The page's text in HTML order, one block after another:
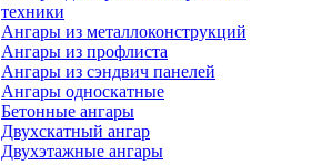
техники
Ангары из металлоконструкций
Ангары из профлиста
Ангары из сэндвич панелей
Ангары односкатные
Бетонные ангары
Двухскатный ангар
Двухэтажные ангары